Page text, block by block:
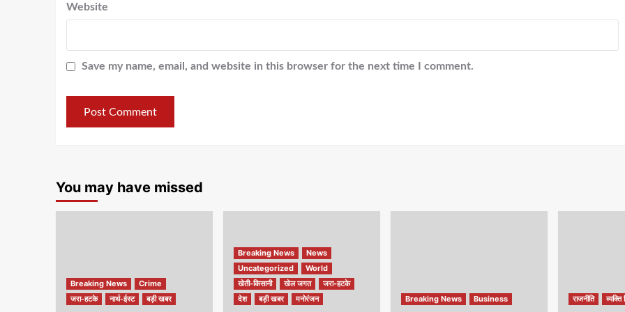
Website
Save my name, email, and website in this browser for the next time I comment.
You may have missed
Breaking News
Crime
जरा-हटके
नार्थ-ईस्ट बड़ी खबर
Breaking News
News
Uncategorized
World
खेती-किसानी
खेल जगत
जरा-हटके
देश
बड़ी खबर मनोरंजन Breaking News Business राजनीति व्यक्ति